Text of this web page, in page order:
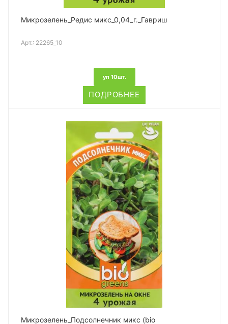
Микрозелень_Редис микс_0,04_г._Гавриш
Арт.: 22265_10
уп 10шт.
ПОДРОБНЕЕ
Микрозелень_Подсолнечник микс (bio